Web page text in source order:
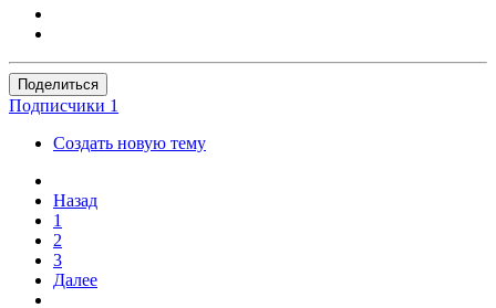
Поделиться
Подписчики 1
Создать новую тему
Назад
1
2
3
Далее